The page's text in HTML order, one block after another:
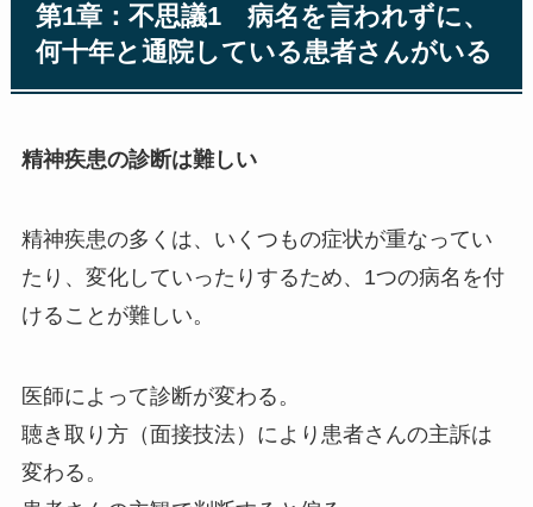
第1章：不思議1 病名を言われずに、
何十年と通院している患者さんがいる
精神疾患の診断は難しい
精神疾患の多くは、いくつもの症状が重なってい
たり、変化していったりするため、1つの病名を付
けることが難しい。
医師によって診断が変わる。
聴き取り方（面接技法）により患者さんの主訴は
変わる。